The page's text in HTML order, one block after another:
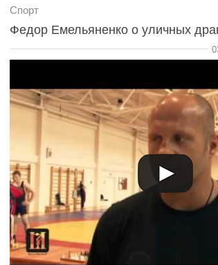
Спорт
Федор Емельяненко о уличных